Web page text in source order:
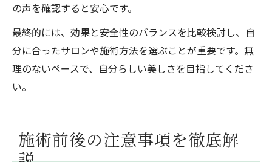
の声を確認すると安心です。
最終的には、効果と安全性のバランスを比較検討し、自
分に合ったサロンや施術方法を選ぶことが重要です。無
理のないペースで、自分らしい美しさを目指してくださ
い。
施術前後の注意事項を徹底解